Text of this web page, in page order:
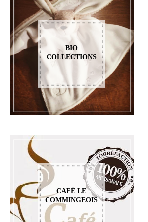
BIO
COLLECTIONS
CAFÉ LE
COMMINGEOIS